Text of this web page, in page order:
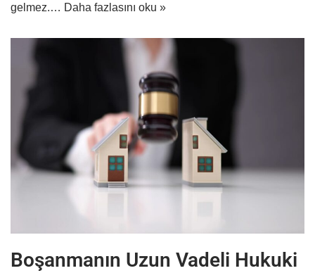
gelmez.… Daha fazlasını oku »
Boşanmanın Uzun Vadeli Hukuki